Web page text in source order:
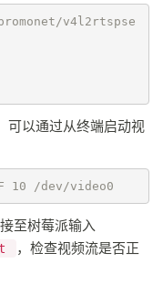
v4l2rtspse
可以通过从终端启动视
10 /dev/video0
至树莓派输入
，检查视频流是否正